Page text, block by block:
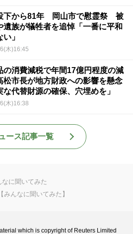
下から81年 岡山市で慰霊祭 被
遺族が犠牲者を追悼「一番に平和
い」
木)16:45
の消費減税で年間17億円程度の減
市長が地方財政への影響を懸念
な代替財源の確保、穴埋めを」
木)16:38
ース記事一覧
なに聞いてみた
んなに聞いてみた】
which is copyright of Reuters Limited